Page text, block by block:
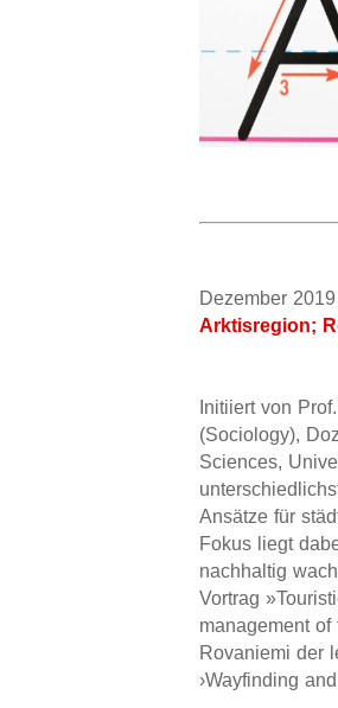
Dezember
Arktisregion;
Initiiert von
(Sociology),
Sciences,
Ansätze für
Fokus liegt
nachhaltig
Vortrag
management
Rovaniemi der
›Wayfinding